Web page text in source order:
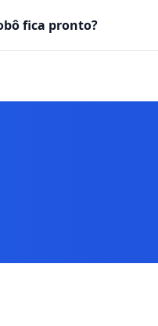
fica pronto?